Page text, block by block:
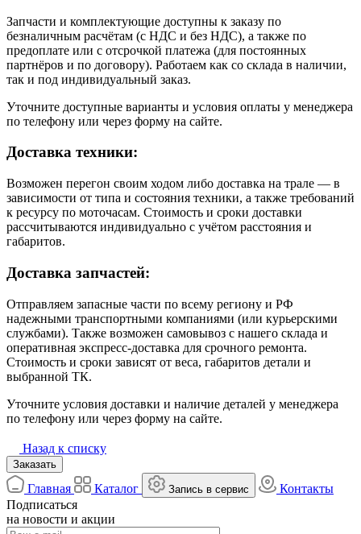
Запчасти и комплектующие доступны к заказу по
безналичным расчётам (с НДС и без НДС), а также по
предоплате или с отсрочкой платежа (для постоянных
партнёров и по договору). Работаем как со склада в наличии,
так и под индивидуальный заказ.
Уточните доступные варианты и условия оплаты у менеджера
по телефону или через форму на сайте.
Доставка техники:
Возможен перегон своим ходом либо доставка на трале — в
зависимости от типа и состояния техники, а также требований
к ресурсу по моточасам. Стоимость и сроки доставки
рассчитываются индивидуально с учётом расстояния и
габаритов.
Доставка запчастей:
Отправляем запасные части по всему региону и РФ
надежными транспортными компаниями (или курьерскими
службами). Также возможен самовывоз с нашего склада и
оперативная экспресс-доставка для срочного ремонта.
Стоимость и сроки зависят от веса, габаритов детали и
выбранной ТК.
Уточните условия доставки и наличие деталей у менеджера
по телефону или через форму на сайте.
Назад к списку
Заказать
Главная Каталог Запись в сервис
Контакты
Подписаться
на новости и акции